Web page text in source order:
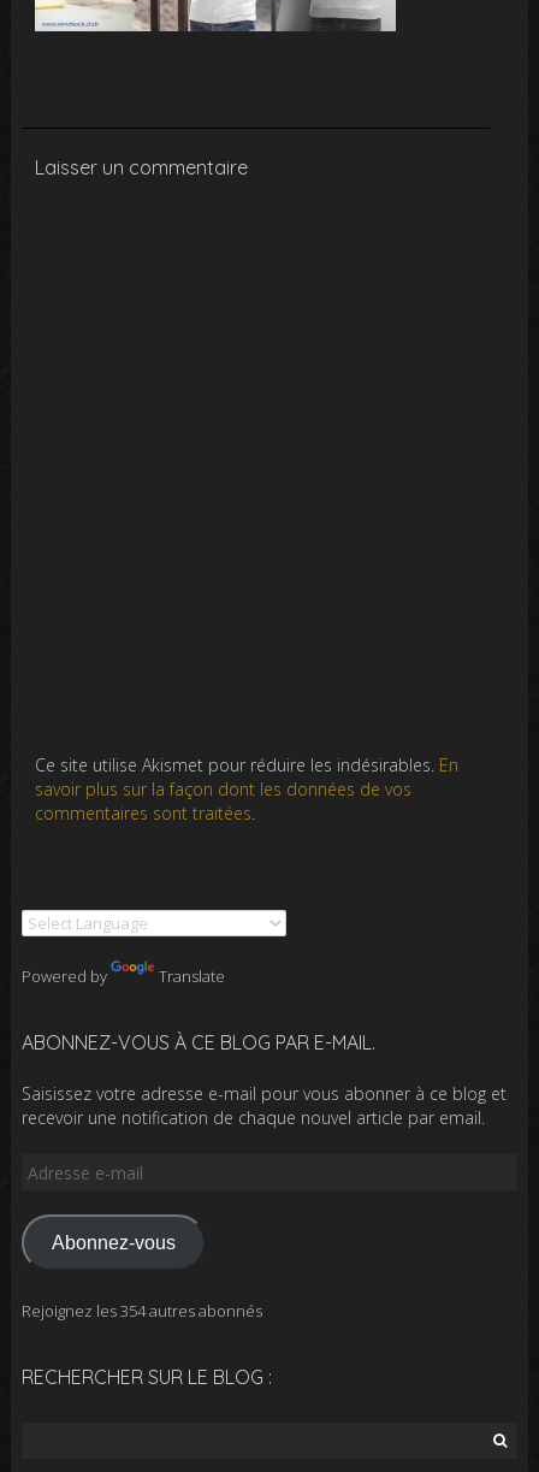
Laisser un commentaire
Ce site utilise Akismet pour réduire les indésirables. En
savoir plus sur la façon dont les données de vos
commentaires sont traitées.
Powered by Translate
ABONNEZ-VOUS À CE BLOG PAR E-MAIL.
Saisissez votre adresse e-mail pour vous abonner à ce blog et
recevoir une notification de chaque nouvel article par email.
Adresse
mail
Abonnez-vous
Rejoignez les 354 autres abonnés
RECHERCHER SUR LE BLOG :